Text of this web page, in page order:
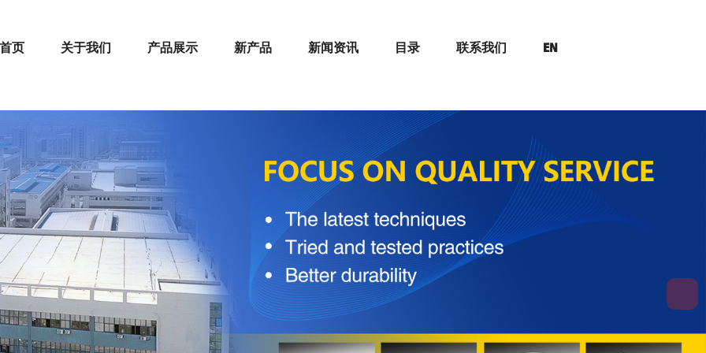
页 关于我们 产品展示 新产品 新闻资讯 目录 联系我们 EN